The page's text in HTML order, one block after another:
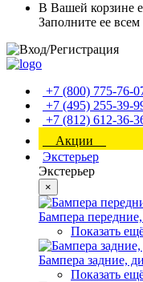
В Вашей корзине
Заполните ее
+7 (800) 775-76-
+7 (495) 255-39-
+7 (812) 612-36-
Акции
Экстерьер
Экстерьер
×
Бампера
Показать
Бампера задние,
Показать